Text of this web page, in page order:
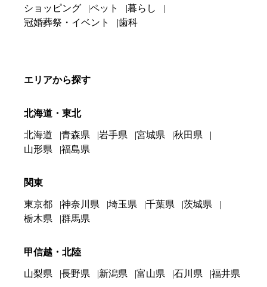
ショッピング
ペット
暮らし
冠婚葬祭・イベント
歯科
エリアから探す
北海道・東北
北海道 青森県 岩手県 宮城県
秋田県
山形県
福島県
関東
東京都 神奈川県 埼玉県 千葉県
茨城県
栃木県
群馬県
甲信越・北陸
山梨県 長野県 新潟県 富山県 石川県 福井県